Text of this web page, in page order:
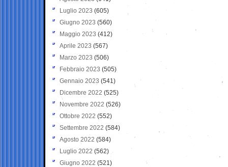
Luglio 2023 (605)
Giugno 2023 (560)
Maggio 2023 (412)
Aprile 2023 (567)
Marzo 2023 (506)
Febbraio 2023 (505)
Gennaio 2023 (541)
Dicembre 2022 (525)
Novembre 2022 (526)
Ottobre 2022 (552)
Settembre 2022 (584)
Agosto 2022 (584)
Luglio 2022 (562)
Giugno 2022 (521)